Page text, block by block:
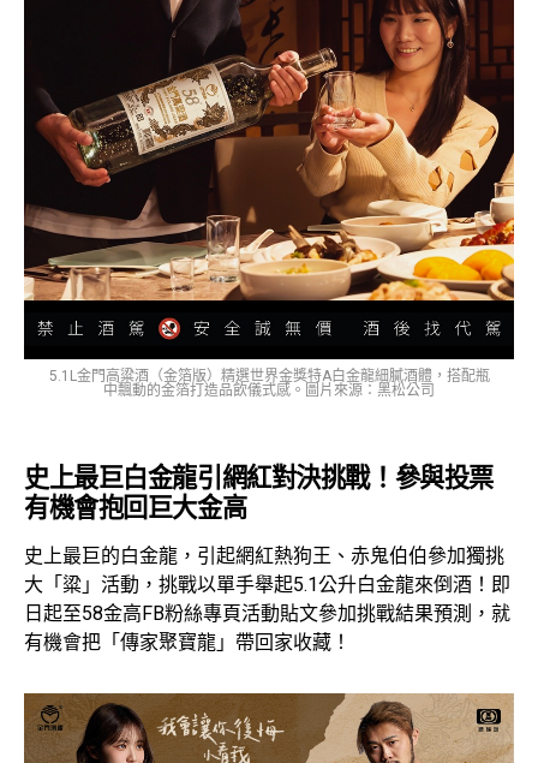
5.1L金門高粱酒（金箔版）精選世界金獎特A白金龍細膩酒體，搭配瓶
中飄動的金箔打造品飲儀式感。圖片來源：黑松公司
史上最巨白金龍引網紅對決挑戰！參與投票
有機會抱回巨大金高
史上最巨的白金龍，引起網紅熱狗王、赤鬼伯伯參加獨挑
大「粱」活動，挑戰以單手舉起5.1公升白金龍來倒酒！即
日起至58金高FB粉絲專頁活動貼文參加挑戰結果預測，就
有機會把「傳家聚寶龍」帶回家收藏！